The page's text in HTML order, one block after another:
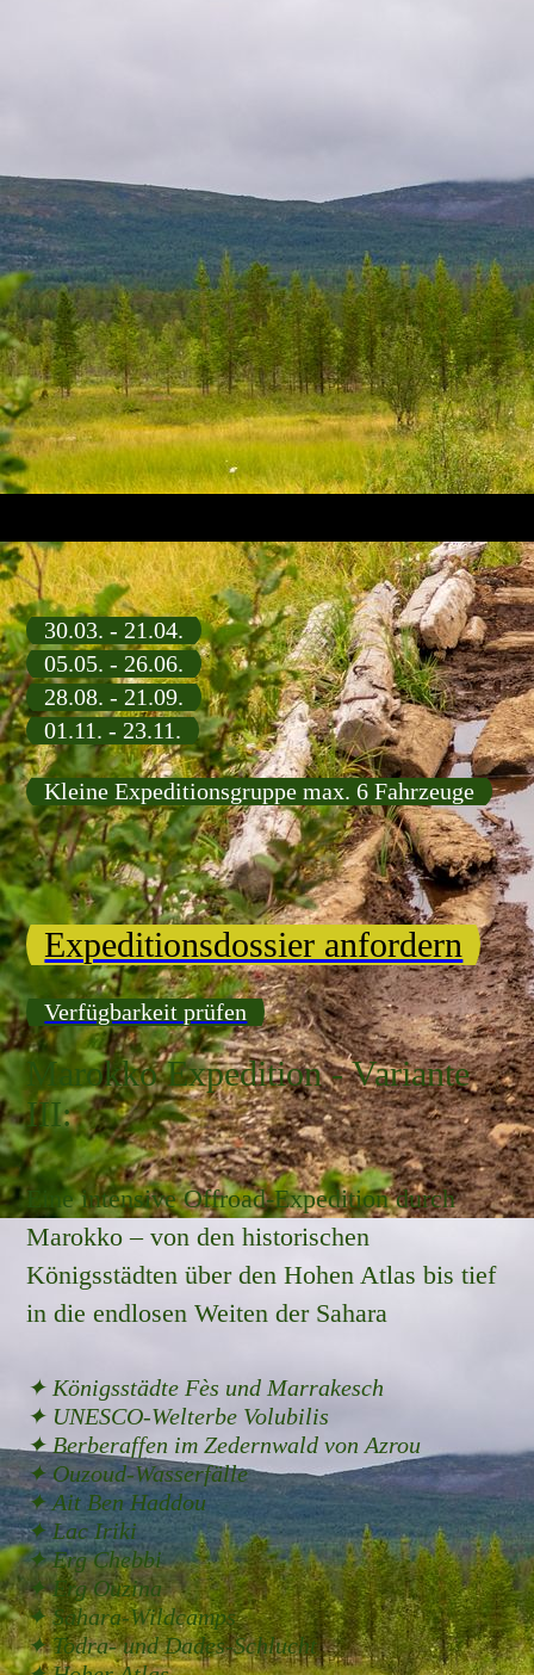
30.03. - 21.04.
05.05. - 26.06.
28.08. - 21.09.
01.11. - 23.11.
Kleine Expeditionsgruppe max. 6 Fahrzeuge
Expeditionsdossier anfordern
Verfügbarkeit prüfen
Marokko Expedition - Variante
III:
Eine intensive Offroad-Expedition durch
Marokko – von den historischen
Königsstädten über den Hohen Atlas bis tief
in die endlosen Weiten der Sahara
✦ Königsstädte Fès und Marrakesch
✦ UNESCO-Welterbe Volubilis
✦ Berberaffen im Zedernwald von Azrou
✦ Ouzoud-Wasserfälle
✦ Ait Ben Haddou
✦ Lac Iriki
✦ Erg Chebbi
✦ Erg Ouzina
✦ Sahara-Wildcamps
✦ Todra- und Dades-Schlucht